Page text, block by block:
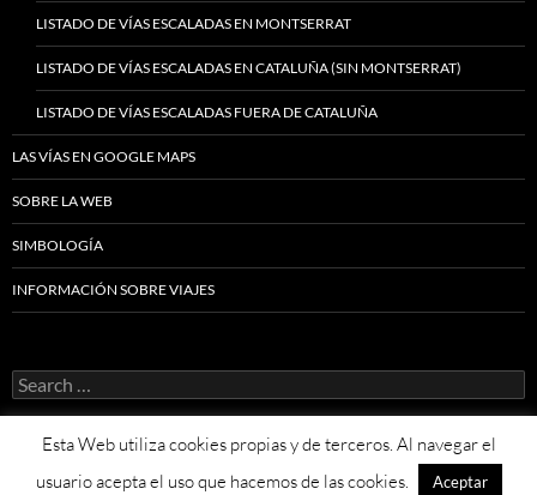
LISTADO DE VÍAS ESCALADAS EN MONTSERRAT
LISTADO DE VÍAS ESCALADAS EN CATALUÑA (SIN MONTSERRAT)
LISTADO DE VÍAS ESCALADAS FUERA DE CATALUÑA
LAS VÍAS EN GOOGLE MAPS
SOBRE LA WEB
SIMBOLOGÍA
INFORMACIÓN SOBRE VIAJES
Search
for:
Proudly powered by WordPress
Esta Web utiliza cookies propias y de terceros. Al navegar el
usuario acepta el uso que hacemos de las cookies.
Aceptar